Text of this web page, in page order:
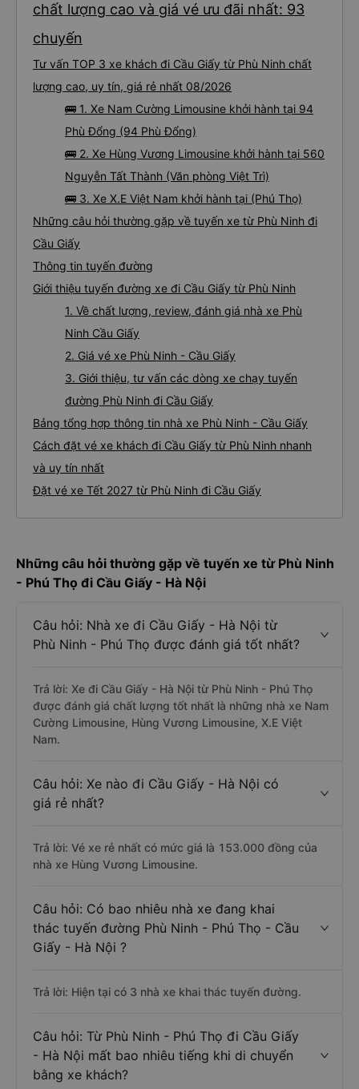
chất lượng cao và giá vé ưu đãi nhất: 93
chuyến
Tư vấn TOP 3 xe khách đi Cầu Giấy từ Phù Ninh chất
lượng cao, uy tín, giá rẻ nhất 08/2026
🚌 1. Xe Nam Cường Limousine khởi hành tại 94
Phù Đổng (94 Phù Đổng)
🚌 2. Xe Hùng Vương Limousine khởi hành tại 560
Nguyễn Tất Thành (Văn phòng Việt Trì)
🚌 3. Xe X.E Việt Nam khởi hành tại (Phú Thọ)
Những câu hỏi thường gặp về tuyến xe từ Phù Ninh đi
Cầu Giấy
Thông tin tuyến đường
Giới thiệu tuyến đường xe đi Cầu Giấy từ Phù Ninh
1. Về chất lượng, review, đánh giá nhà xe Phù
Ninh Cầu Giấy
2. Giá vé xe Phù Ninh - Cầu Giấy
3. Giới thiệu, tư vấn các dòng xe chạy tuyến
đường Phù Ninh đi Cầu Giấy
Bảng tổng hợp thông tin nhà xe Phù Ninh - Cầu Giấy
Cách đặt vé xe khách đi Cầu Giấy từ Phù Ninh nhanh
và uy tín nhất
Đặt vé xe Tết 2027 từ Phù Ninh đi Cầu Giấy
Những câu hỏi thường gặp về tuyến xe từ Phù Ninh
- Phú Thọ đi Cầu Giấy - Hà Nội
Câu hỏi: Nhà xe đi Cầu Giấy - Hà Nội từ
Phù Ninh - Phú Thọ được đánh giá tốt nhất?
Trả lời: Xe đi Cầu Giấy - Hà Nội từ Phù Ninh - Phú Thọ
được đánh giá chất lượng tốt nhất là những nhà xe Nam
Cường Limousine, Hùng Vương Limousine, X.E Việt
Nam.
Câu hỏi: Xe nào đi Cầu Giấy - Hà Nội có
giá rẻ nhất?
Trả lời: Vé xe rẻ nhất có mức giá là 153.000 đồng của
nhà xe Hùng Vương Limousine.
Câu hỏi: Có bao nhiêu nhà xe đang khai
thác tuyến đường Phù Ninh - Phú Thọ - Cầu
Giấy - Hà Nội ?
Trả lời: Hiện tại có 3 nhà xe khai thác tuyến đường.
Câu hỏi: Từ Phù Ninh - Phú Thọ đi Cầu Giấy
- Hà Nội mất bao nhiêu tiếng khi di chuyển
bằng xe khách?